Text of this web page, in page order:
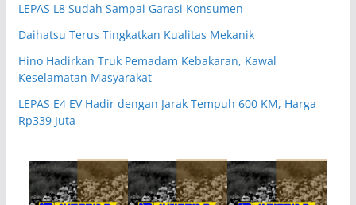
LEPAS L8 Sudah Sampai Garasi Konsumen
Daihatsu Terus Tingkatkan Kualitas Mekanik
Hino Hadirkan Truk Pemadam Kebakaran, Kawal
Keselamatan Masyarakat
LEPAS E4 EV Hadir dengan Jarak Tempuh 600 KM, Harga
Rp339 Juta